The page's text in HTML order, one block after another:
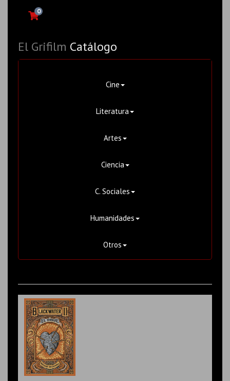
0
El Grifilm Catálogo
Cine
Literatura
Artes
Ciencia
C. Sociales
Humanidades
Otros